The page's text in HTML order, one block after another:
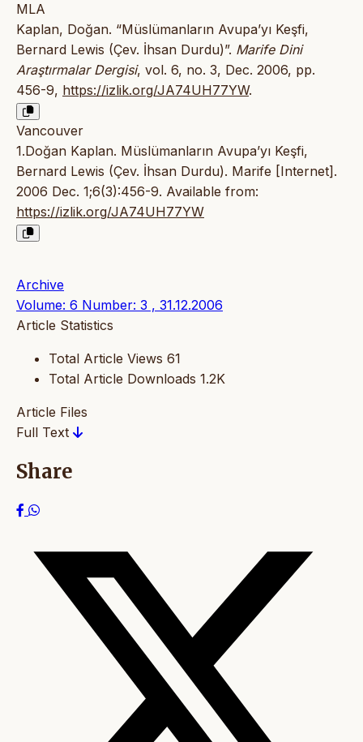
MLA
Kaplan, Doğan. “Müslümanların Avupa’yı Keşfi,
Bernard Lewis (Çev. İhsan Durdu)”. Marife Dini
Araştırmalar Dergisi, vol. 6, no. 3, Dec. 2006, pp.
456-9, https://izlik.org/JA74UH77YW.
Vancouver
1.Doğan Kaplan. Müslümanların Avupa’yı Keşfi,
Bernard Lewis (Çev. İhsan Durdu). Marife [Internet].
2006 Dec. 1;6(3):456-9. Available from:
https://izlik.org/JA74UH77YW
Archive
Volume: 6 Number: 3 , 31.12.2006
Article Statistics
Total Article Views 61
Total Article Downloads 1.2K
Article Files
Full Text
Share